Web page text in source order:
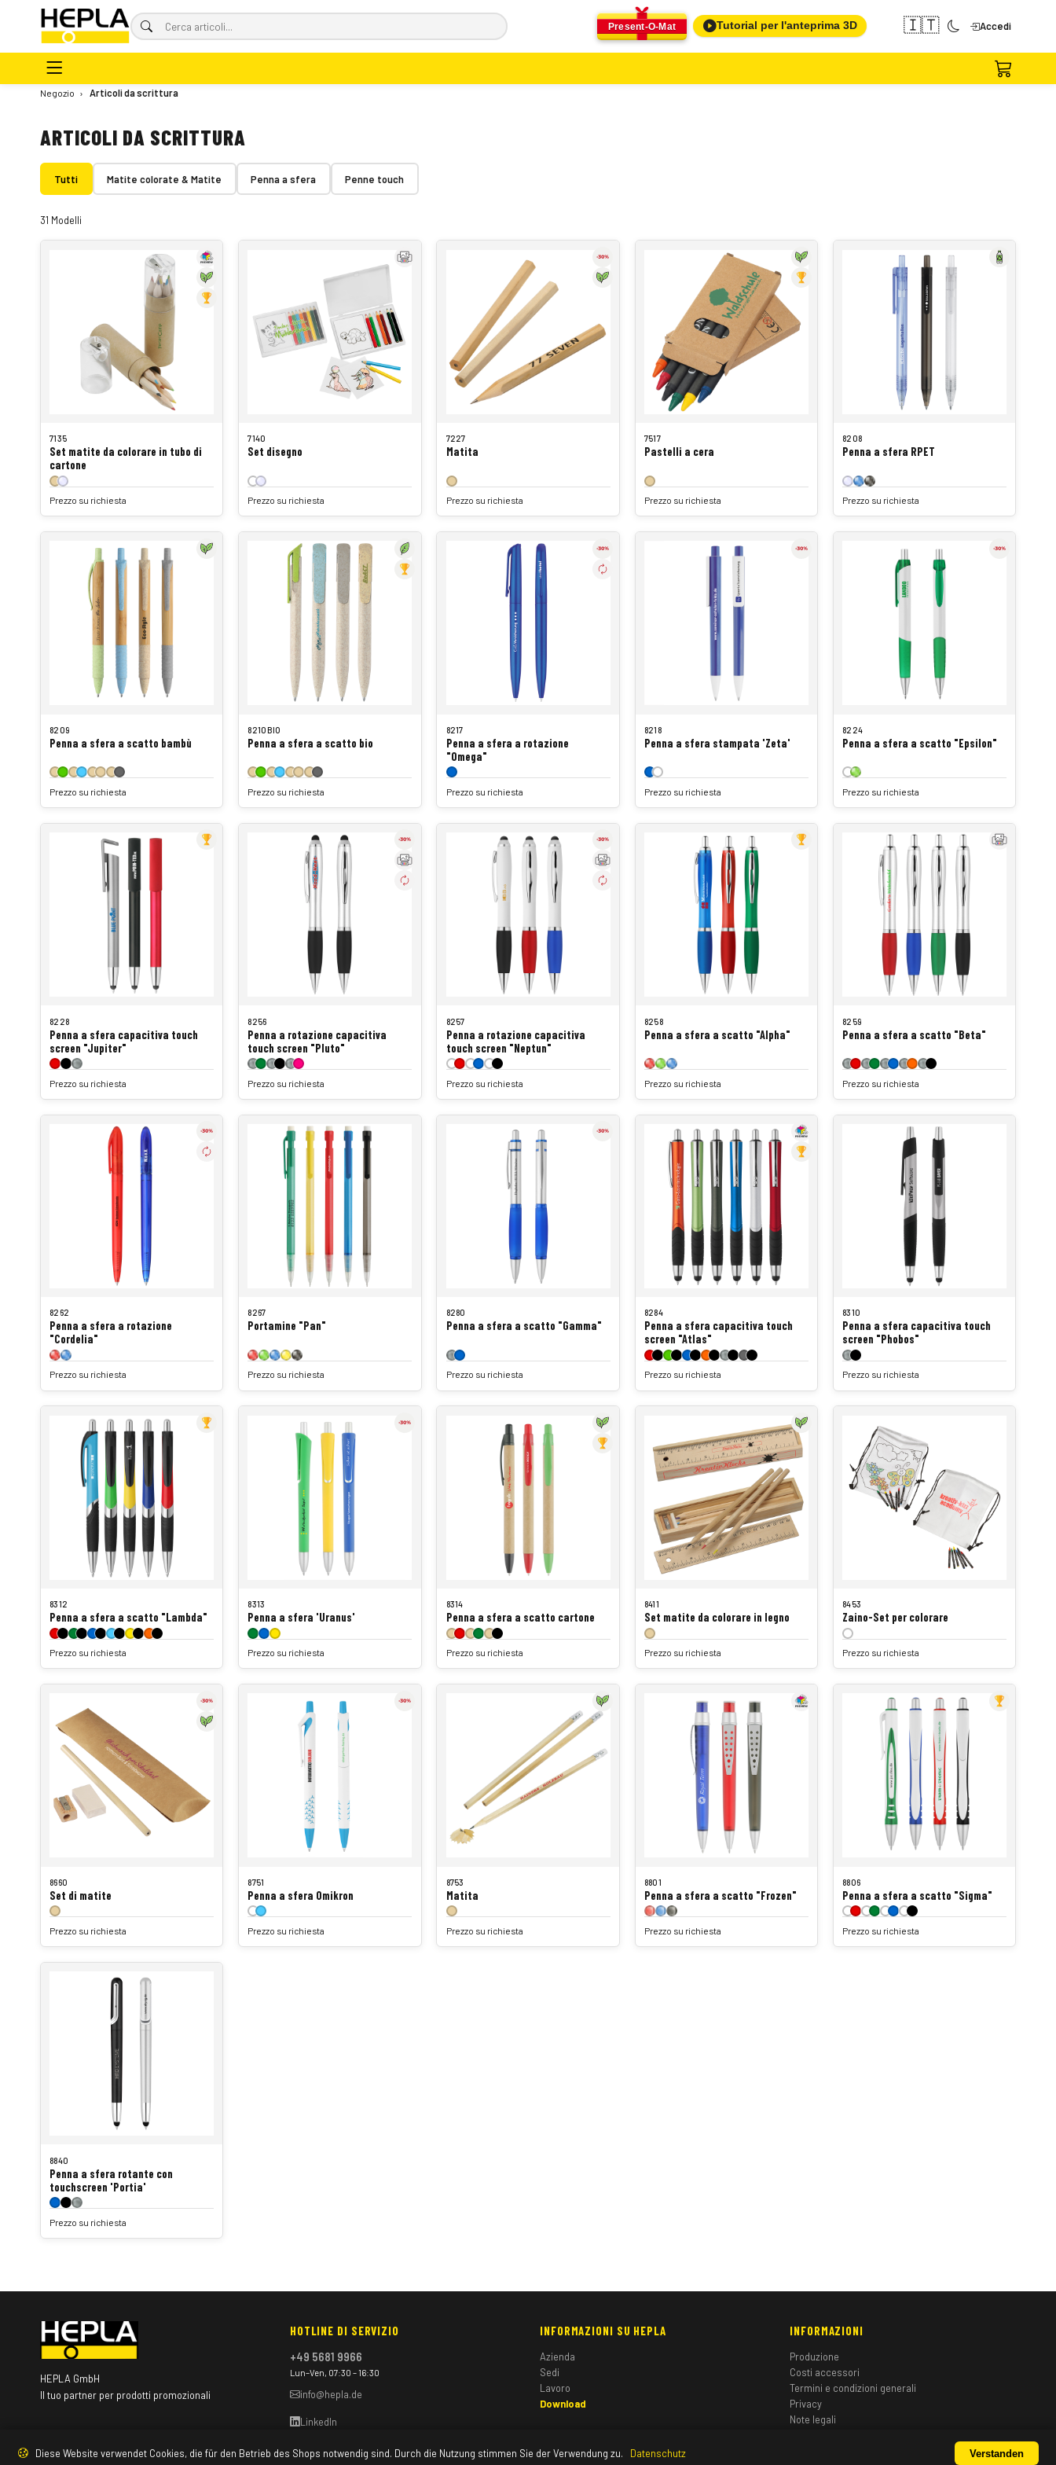
Present-O-Mat Tutorial per l'anteprima 3D 🇮🇹 Accedi
Negozio › Articoli da scrittura
ARTICOLI DA SCRITTURA
Tutti Matite colorate & Matite Penna a sfera Penne touch
31 Modelli
7135
Set matite da colorare in tubo di
cartone
Prezzo su richiesta
7140
Set disegno
Prezzo su richiesta
7227
Matita
Prezzo su richiesta
7517
Pastelli a cera
Prezzo su richiesta
8208
Penna a sfera RPET
Prezzo su richiesta
8209
Penna a sfera a scatto bambù
Prezzo su richiesta
8210BIO
Penna a sfera a scatto bio
Prezzo su richiesta
8217
Penna a sfera a rotazione
"Omega"
Prezzo su richiesta
8218
Penna a sfera stampata 'Zeta'
Prezzo su richiesta
8224
Penna a sfera a scatto "Epsilon"
Prezzo su richiesta
8228
Penna a sfera capacitiva touch
screen "Jupiter"
Prezzo su richiesta
8256
Penna a rotazione capacitiva
touch screen "Pluto"
Prezzo su richiesta
8257
Penna a rotazione capacitiva
touch screen "Neptun"
Prezzo su richiesta
8258
Penna a sfera a scatto "Alpha"
Prezzo su richiesta
8259
Penna a sfera a scatto "Beta"
Prezzo su richiesta
8262
Penna a sfera a rotazione
"Cordelia"
Prezzo su richiesta
8267
Portamine "Pan"
Prezzo su richiesta
8280
Penna a sfera a scatto "Gamma"
Prezzo su richiesta
8284
Penna a sfera capacitiva touch
screen "Atlas"
Prezzo su richiesta
8310
Penna a sfera capacitiva touch
screen "Phobos"
Prezzo su richiesta
8312
Penna a sfera a scatto "Lambda"
Prezzo su richiesta
8313
Penna a sfera 'Uranus'
Prezzo su richiesta
8314
Penna a sfera a scatto cartone
Prezzo su richiesta
8411
Set matite da colorare in legno
Prezzo su richiesta
8453
Zaino-Set per colorare
Prezzo su richiesta
8660
Set di matite
Prezzo su richiesta
8751
Penna a sfera Omikron
Prezzo su richiesta
8753
Matita
Prezzo su richiesta
8801
Penna a sfera a scatto "Frozen"
Prezzo su richiesta
8806
Penna a sfera a scatto "Sigma"
Prezzo su richiesta
8840
Penna a sfera rotante con
touchscreen 'Portia'
Prezzo su richiesta
HEPLA GmbH
Il tuo partner per prodotti promozionali
HOTLINE DI SERVIZIO
+49 5681 9966
Lun–Ven, 07:30 – 16:30
info@hepla.de
LinkedIn
INFORMAZIONI SU HEPLA
Azienda
Sedi
Lavoro
Download
INFORMAZIONI
Produzione
Costi accessori
Termini e condizioni generali
Privacy
Note legali
Diese Website verwendet Cookies, die für den Betrieb des Shops notwendig sind. Durch die Nutzung stimmen Sie der Verwendung zu. Datenschutz Verstanden